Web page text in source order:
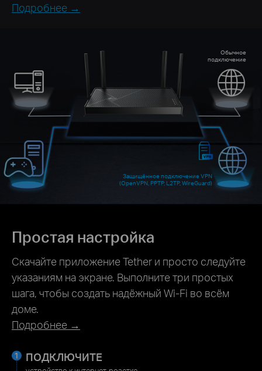
Подробнее →
Обычное
подключение
Защищённое подключение VPN
(OpenVPN, PPTP, L2TP, WireGuard)
Простая настройка
Скачайте приложение Tether и просто следуйте
указаниям на экране. Выполните три простых
шага, чтобы создать надёжный Wi‑Fi во всём
доме.
Подробнее →
ПОДКЛЮЧИТЕ